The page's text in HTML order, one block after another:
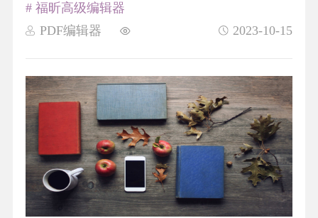
PDF编辑器 2023-10-15
# 福昕高级编辑器